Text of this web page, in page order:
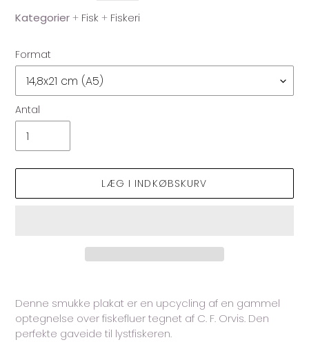
Kategorier+ Fisk + Fiskeri
Format
Antal
LÆG I INDKØBSKURV
produkt
din
indkøbskurv
Denne smukke plakat er en upcycling af en gammel
optegnelse over fiskefluer tegnet af C. F. Orvis. Den
perfekte gaveide til lystfiskeren.